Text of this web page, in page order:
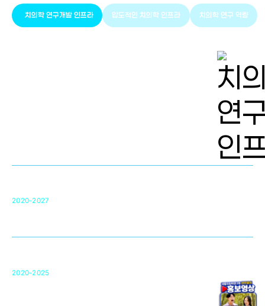
치의학 연구개발 인프라 압도적인 치의학 인프라 치의학 연구 역량
2020-2027
2020-2025
미국 베크만연구소